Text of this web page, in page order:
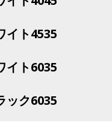
ト4535
ト6035
ク6035